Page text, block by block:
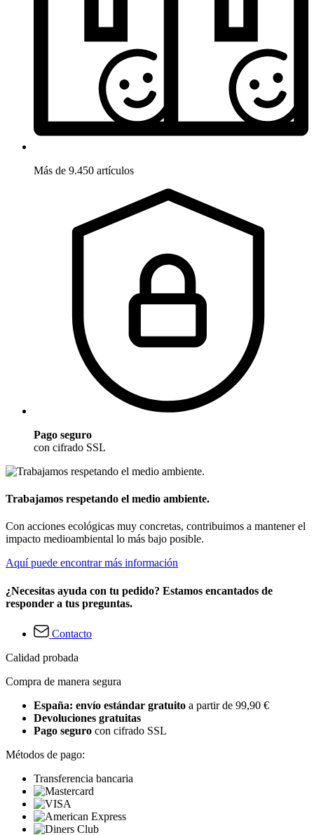
Más de 9.450 artículos
Pago seguro
con cifrado SSL
Trabajamos respetando el medio ambiente.
Con acciones ecológicas muy concretas, contribuimos a mantener el
impacto medioambiental lo más bajo posible.
Aquí puede encontrar más información
¿Necesitas ayuda con tu pedido? Estamos encantados de
responder a tus preguntas.
Contacto
Calidad probada
Compra de manera segura
España: envío estándar gratuito a partir de 99,90 €
Devoluciones gratuitas
Pago seguro con cifrado SSL
Métodos de pago:
Transferencia bancaria